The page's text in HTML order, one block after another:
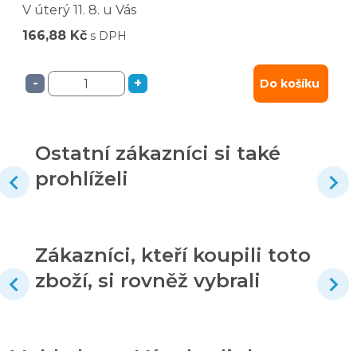
V úterý 11. 8. u Vás
166,88 Kč s DPH
- + Do košíku
Ostatní zákazníci si také
prohlíželi
Zákazníci, kteří koupili toto
zboží, si rovněž vybrali